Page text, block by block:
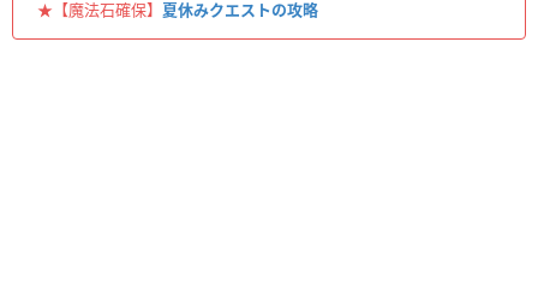
★【魔法石確保】 夏休みクエストの攻略